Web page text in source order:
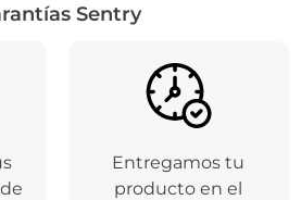
Sentry
Entregamos tu
producto en el